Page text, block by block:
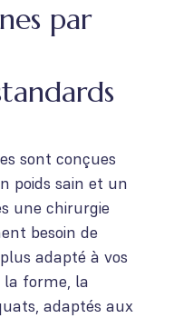
par
sont conçues
poids sain et un
une chirurgie
besoin de
adapté à vos
la forme, la
adaptés aux